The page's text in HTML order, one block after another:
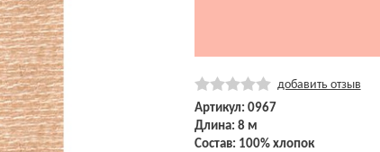
добавить отзыв
Артикул: 0967
Длина: 8 м
Состав: 100% хлопок